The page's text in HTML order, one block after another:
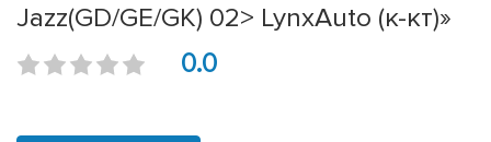
Jazz(GD/GE/GK) 02> LynxAuto (к-кт)»
0.0